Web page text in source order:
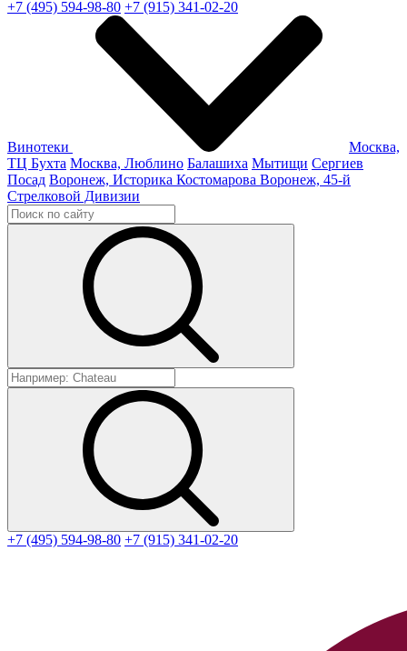
+7 (495) 594-98-80 +7 (915) 341-02-20
Винотеки
Москва,
ТЦ Бухта Москва, Люблино Балашиха Мытищи Сергиев
Посад Воронеж, Историка Костомарова Воронеж, 45-й
Стрелковой Дивизии
+7 (495) 594-98-80 +7 (915) 341-02-20